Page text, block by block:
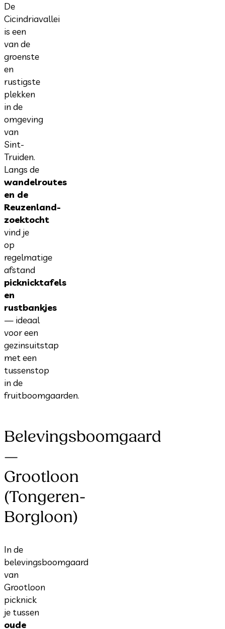
De
Cicindriavallei
is een
van de
groenste
en
rustigste
plekken
in de
omgeving
van
Sint-
Truiden.
Langs de
wandelroutes
en de
Reuzenland-
zoektocht
vind je
op
regelmatige
afstand
picknicktafels
en
rustbankjes
— ideaal
voor een
gezinsuitstap
met een
tussenstop
in de
fruitboomgaarden.
Belevingsboomgaard
—
Grootloon
(Tongeren-
Borgloon)
In de
belevingsboomgaard
van
Grootloon
picknick
je tussen
oude